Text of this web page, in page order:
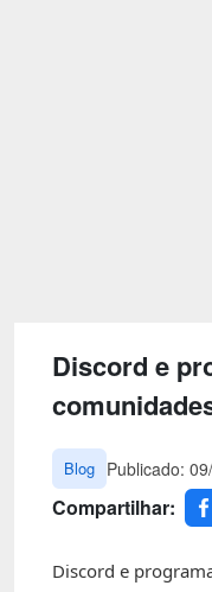
Evangélico
Frases e
Ganhar Dinheiro
LGBT
Discord e
Blog Publicado:
Compartilhar:
Discord e